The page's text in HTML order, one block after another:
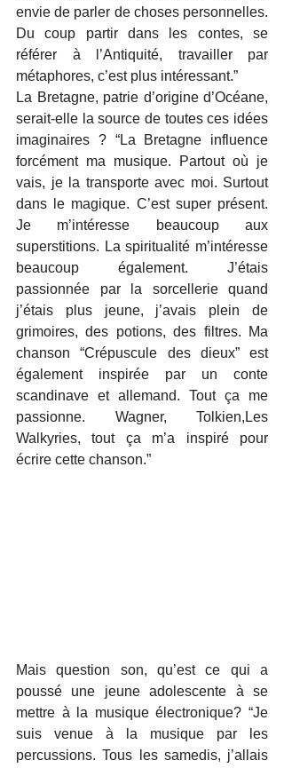
envie de parler de choses personnelles.
Du coup partir dans les contes, se
référer à l’Antiquité, travailler par
métaphores, c’est plus intéressant.”
La Bretagne, patrie d’origine d’Océane,
serait-elle la source de toutes ces idées
imaginaires ? “La Bretagne influence
forcément ma musique. Partout où je
vais, je la transporte avec moi. Surtout
dans le magique. C’est super présent.
Je m’intéresse beaucoup aux
superstitions. La spiritualité m’intéresse
beaucoup également. J’étais
passionnée par la sorcellerie quand
j’étais plus jeune, j’avais plein de
grimoires, des potions, des filtres. Ma
chanson “Crépuscule des dieux” est
également inspirée par un conte
scandinave et allemand. Tout ça me
passionne. Wagner, Tolkien,Les
Walkyries, tout ça m’a inspiré pour
écrire cette chanson.”
Mais question son, qu’est ce qui a
poussé une jeune adolescente à se
mettre à la musique électronique? “Je
suis venue à la musique par les
percussions. Tous les samedis, j’allais